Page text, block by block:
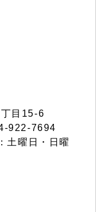
目15-6
922-7694
土曜日・日曜